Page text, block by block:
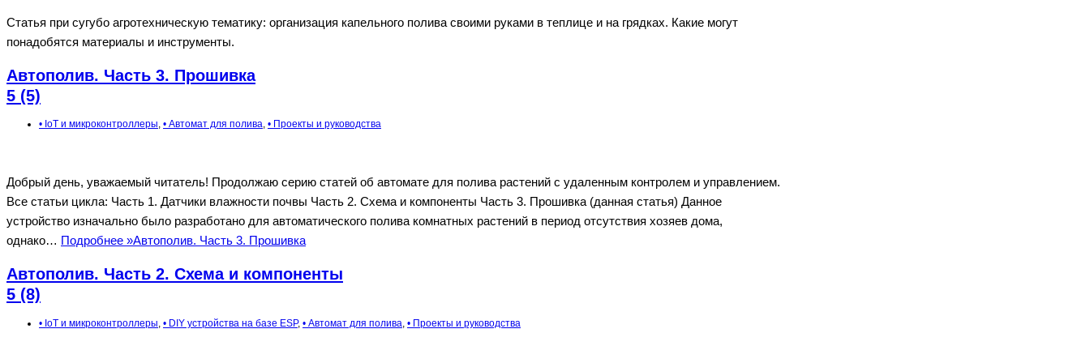
Статья при сугубо агротехническую тематику: организация капельного полива своими руками в теплице и на грядках. Какие могут
понадобятся материалы и инструменты.
Автополив. Часть 3. Прошивка
5 (5)
• IoT и микроконтроллеры, • Автомат для полива, • Проекты и руководства
Добрый день, уважаемый читатель! Продолжаю серию статей об автомате для полива растений с удаленным контролем и управлением.
Все статьи цикла: Часть 1. Датчики влажности почвы Часть 2. Схема и компоненты Часть 3. Прошивка (данная статья) Данное
устройство изначально было разработано для автоматического полива комнатных растений в период отсутствия хозяев дома,
однако… Подробнее »Автополив. Часть 3. Прошивка
Автополив. Часть 2. Схема и компоненты
5 (8)
• IoT и микроконтроллеры, • DIY устройства на базе ESP, • Автомат для полива, • Проекты и руководства